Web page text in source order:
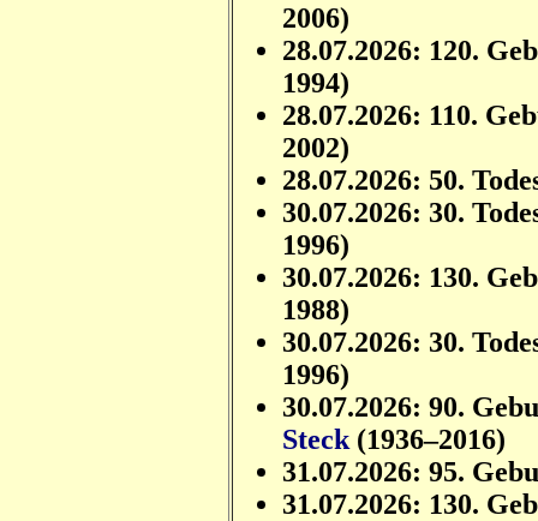
2006)
28.07.2026: 120.
1994)
28.07.2026: 110.
2002)
28.07.2026: 50.
30.07.2026: 30.
1996)
30.07.2026: 130.
1988)
30.07.2026: 30.
1996)
30.07.2026: 90.
Steck (1936–2016)
31.07.2026: 95.
31.07.2026: 130.